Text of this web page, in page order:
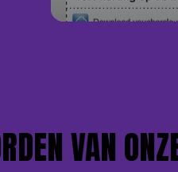
VAN ONZE